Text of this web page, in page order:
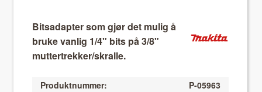
Bitsadapter som gjør det mulig å
bruke vanlig 1/4" bits på 3/8"
muttertrekker/skralle.
Produktnummer:
P-05963